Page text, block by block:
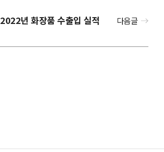
다음글
2022년 화장품 수출입 실적